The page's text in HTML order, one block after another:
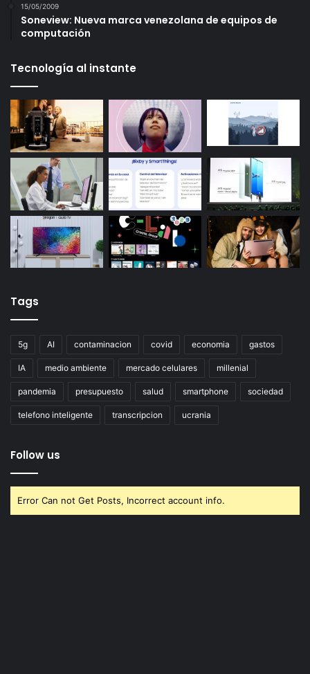
15/05/2009
Soneview: Nueva marca venezolana de equipos de
computación
Tecnología al instante
Tags
5g AI contaminacion covid economia gastos
IA medio ambiente mercado celulares millenial
pandemia presupuesto salud smartphone sociedad
telefono inteligente transcripcion ucrania
Follow us
Error Can not Get Posts, Incorrect account info.